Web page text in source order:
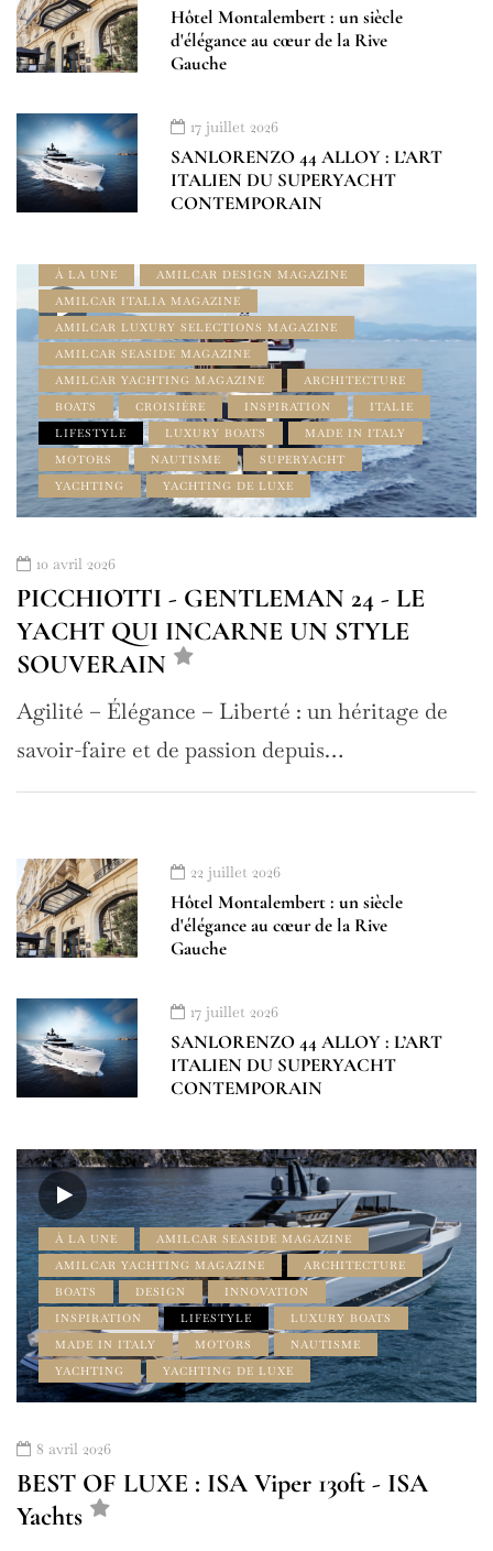
Hôtel Montalembert : un siècle
d'élégance au cœur de la Rive
Gauche
17 juillet 2026
SANLORENZO 44 ALLOY : L’ART
ITALIEN DU SUPERYACHT
CONTEMPORAIN
À LA UNE
AMILCAR DESIGN MAGAZINE
AMILCAR ITALIA MAGAZINE
AMILCAR LUXURY SELECTIONS MAGAZINE
AMILCAR SEASIDE MAGAZINE
AMILCAR YACHTING MAGAZINE
ARCHITECTURE
BOATS
CROISIÈRE INSPIRATION
ITALIE
LIFESTYLE
LUXURY BOATS
MADE IN ITALY
MOTORS
NAUTISME
SUPERYACHT
YACHTING
YACHTING DE LUXE
10 avril 2026
PICCHIOTTI - GENTLEMAN 24 - LE
YACHT QUI INCARNE UN STYLE
SOUVERAIN
Agilité – Élégance – Liberté : un héritage de
savoir-faire et de passion depuis…
22 juillet 2026
Hôtel Montalembert : un siècle
d'élégance au cœur de la Rive
Gauche
17 juillet 2026
SANLORENZO 44 ALLOY : L’ART
ITALIEN DU SUPERYACHT
CONTEMPORAIN
À LA UNE
AMILCAR SEASIDE MAGAZINE
AMILCAR YACHTING MAGAZINE
ARCHITECTURE
BOATS
DESIGN
INNOVATION
INSPIRATION
LIFESTYLE
LUXURY BOATS
MADE IN ITALY
MOTORS
NAUTISME
YACHTING
YACHTING DE LUXE
8 avril 2026
BEST OF LUXE : ISA Viper 130ft - ISA
Yachts